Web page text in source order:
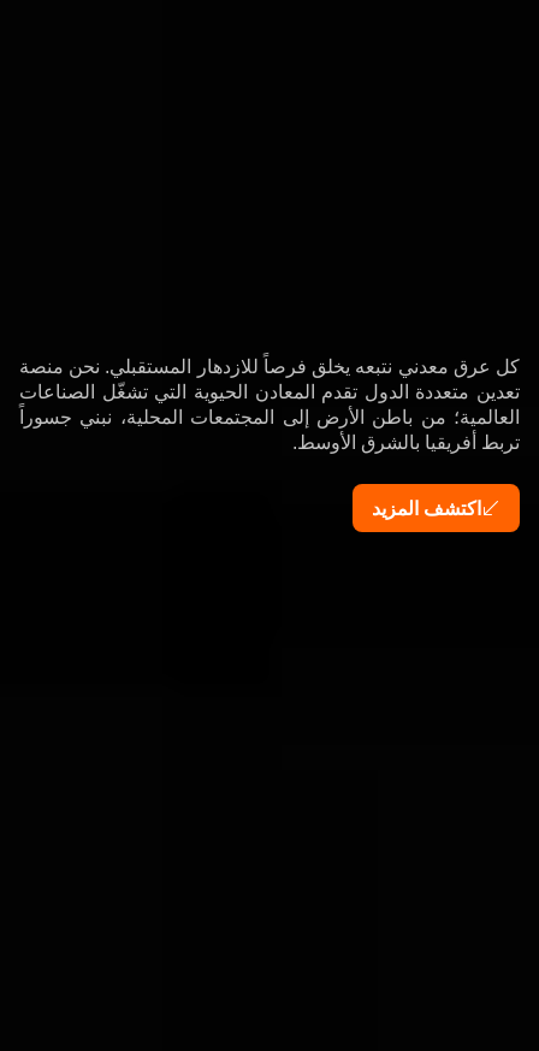
كل عرق معدني نتبعه يخلق فرصاً للازدهار المستقبلي. نحن منصة
تعدين متعددة الدول تقدم المعادن الحيوية التي تشغّل الصناعات
العالمية؛ من باطن الأرض إلى المجتمعات المحلية، نبني جسوراً
تربط أفريقيا بالشرق الأوسط.
اكتشف المزيد